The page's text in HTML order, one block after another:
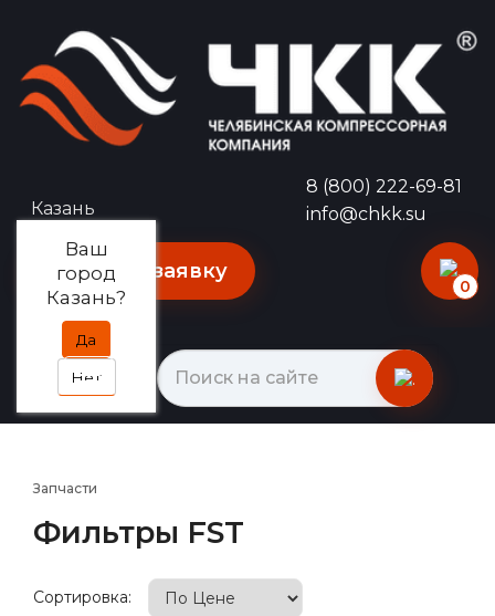
Казань
Ваш
город
Казань?
Да
Нет
8 (800) 222-69-81
info@chkk.su
Оставить заявку
0
Запчасти
Фильтры FST
Сортировка: